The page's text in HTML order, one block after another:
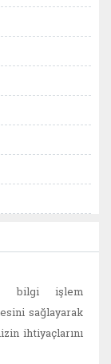
bilgi işlem
sağlayarak
ihtiyaçlarını